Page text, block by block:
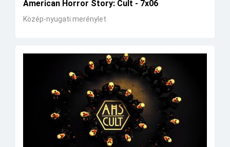
American Horror Story: Cult - 7x06
Közép-nyugati merénylet